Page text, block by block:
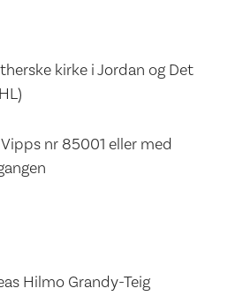
kirke i Jordan og Det
nr 85001 eller med
Hilmo Grandy-Teig